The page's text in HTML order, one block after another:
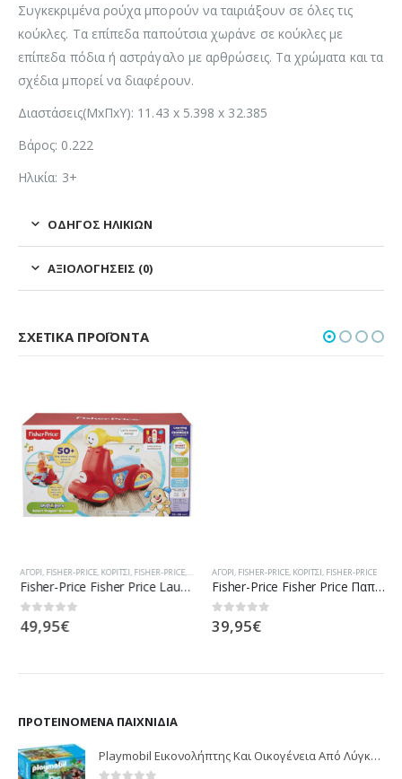
Συγκεκριμένα ρούχα μπορούν να ταιριάξουν σε όλες τις
κούκλες. Τα επίπεδα παπούτσια χωράνε σε κούκλες με
επίπεδα πόδια ή αστράγαλο με αρθρώσεις. Τα χρώματα και τα
σχέδια μπορεί να διαφέρουν.
Διαστάσεις(ΜxΠxΥ): 11.43 x 5.398 x 32.385
Βάρος: 0.222
Ηλικία: 3+
ΟΔΗΓΌΣ ΗΛΙΚΙΏΝ
ΑΞΙΟΛΟΓΉΣΕΙΣ (0)
ΣΧΕΤΙΚΆ ΠΡΟΪΌΝΤΑ
ΑΓΌΡΙ, FISHER-PRICE, ΚΟΡΊΤΣΙ, FISHER-PRICE,ΟΧΉΜΑΤΑ
Fisher-Price Fisher Price Laugh And Learn Εκπαιδευτικό Scooter Smart Stages DHN78
0out of 5
49,95€
ΑΓΌΡΙ, FISHER-PRICE, ΚΟΡΊΤΣΙ, FISHER-PRICE
Fisher-Price Fisher Price Παπλωμα-Γυμναστηριο 3 Σε 1 Ζωάκια Του Δάσους CDN47
0out of 5
39,95€
ΠΡΟΤΕΙΝΌΜΕΝΑ ΠΑΙΧΝΊΔΙΑ
Playmobil Εικονολήπτης Και Οικογένεια Από Λύγκες 5561